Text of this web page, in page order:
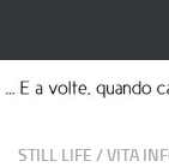
STILL LIFE /VITA